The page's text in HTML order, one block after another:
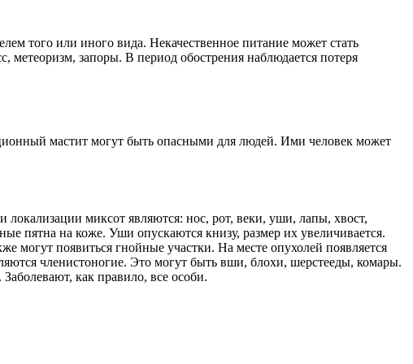
того или иного вида. Некачественное питание может стать
запоры. В период обострения наблюдается потеря
мастит могут быть опасными для людей. Ими человек может
миксот являются: нос, рот, веки, уши, лапы, хвост,
пятна на коже. Уши опускаются книзу, размер их увеличивается.
могут появиться гнойные участки. На месте опухолей появляется
членистоногие. Это могут быть вши, блохи, шерстееды, комары.
как правило, все особи.